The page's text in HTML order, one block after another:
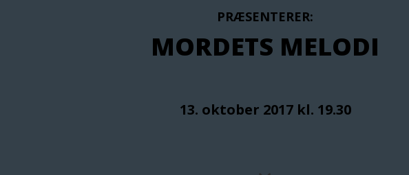
PRÆSENTERER:
MORDETS MELODI
13. oktober 2017 kl. 19.30